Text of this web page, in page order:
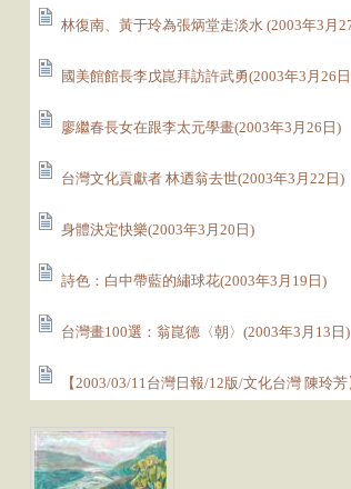
林復南、黃于玲為張炳堂走淡水 (2003年3月
國美館館長李戊崑拜訪許武勇(2003年3月26
廖繼春長女在跟李太元學畫(2003年3月26日)
台灣文化貢獻者 林迺翁去世(2003年3月22日)
身體決定快樂(2003年3月20日)
詩色：白中帶藍的繡球花(2003年3月19日)
台灣畫100選：翁崑德〈朝〉(2003年3月13日)
【2003/03/11台灣日報/12版/文化台灣 陳玲